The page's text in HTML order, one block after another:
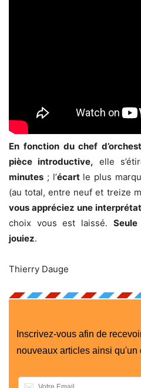
En fonction du chef
pièce introductive, elle
minutes ; l’écartle plus
(au total, entre neuf et treize
vous appréciez une
choix vous est laissé.
jouiez.
Thierry Dauge
Inscrivez-vous afin de
nouveaux articles ainsi qu'un